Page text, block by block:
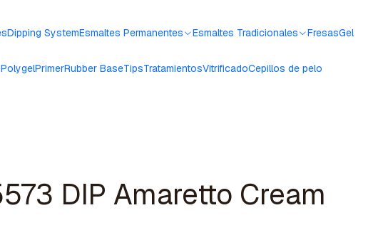
Dipping SystemEsmaltes Permanentes Esmaltes Tradicionales FresasGel
PolygelPrimerRubber BaseTipsTratamientosVitrificadoCepillos de pelo
DIP Amaretto Cream